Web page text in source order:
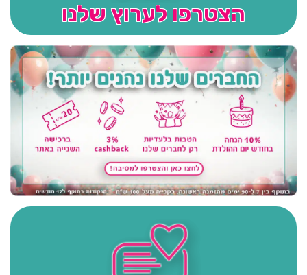
הצטרפו לערוץ שלנו